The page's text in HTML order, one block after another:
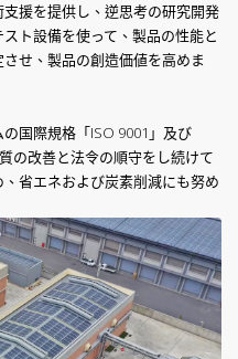
援を提供し、逆思考の研究開発
ト設備を使って、製品の性能と
せ、製品の創造価値を高めま
国際規格「ISO 9001」及び
の改善と法令の順守をし続けて
省エネおよび炭素削減にも努め